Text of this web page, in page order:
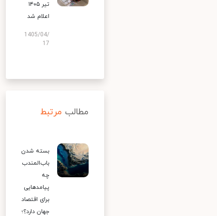
تیر ۱۴۰۵
اعلام شد
1405/04/
17
مطالب مرتبط
بسته شدن
باب‌المندب
چه
پیامدهایی
برای اقتصاد
جهان دارد؟؛